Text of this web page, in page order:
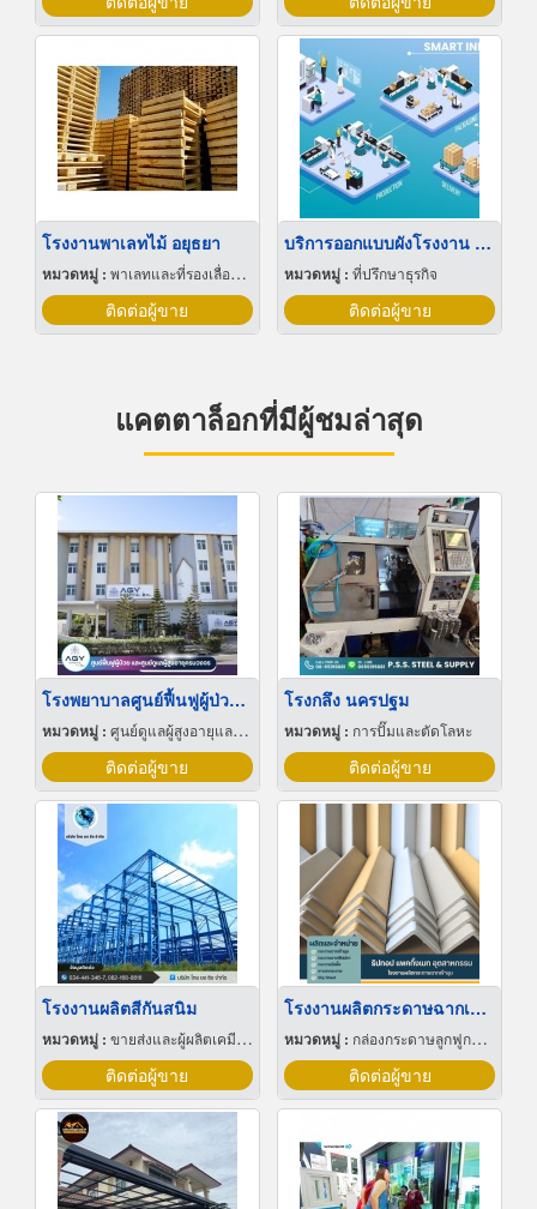
โรงงานพาเลทไม้ อยุธยา
หมวดหมู่ : พาเลทและที่รองเลื่อนกะบะ
ติดต่อผู้ขาย
บริการออกแบบผังโรงงาน Lay out
หมวดหมู่ : ที่ปรึกษาธุรกิจ
ติดต่อผู้ขาย
แคตตาล็อกที่มีผู้ชมล่าสุด
โรงพยาบาลศูนย์ฟื้นฟูผู้ป่วยสโตรก
หมวดหมู่ : ศูนย์ดูแลผู้สูงอายุและผู้ป่วยพักฟื้น
ติดต่อผู้ขาย
โรงกลึง นครปฐม
หมวดหมู่ : การปั๊มและตัดโลหะ
ติดต่อผู้ขาย
โรงงานผลิตสีกันสนิม
หมวดหมู่ : ขายส่งและผู้ผลิตเคมีภัณฑ์
ติดต่อผู้ขาย
โรงงานผลิตกระดาษฉากเข้ามุม
หมวดหมู่ : กล่องกระดาษลูกฟูกและไฟเบอร์
ติดต่อผู้ขาย